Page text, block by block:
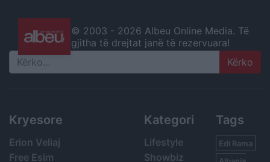
© 2003 - 2026 Albeu Online Media. Të
gjitha të drejtat janë të rezervuara!
Search
Kryesore
Erion Veliaj
Free Esim
Kategori
Lifestyle
Showbiz
Tags
Edi Rama